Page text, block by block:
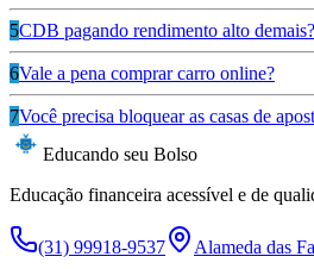
5CDB pagando rendimento alto
6Vale a pena comprar carro online?
7Você precisa bloquear as casas de
Educando seu Bolso
Educação financeira acessível e de
(31) 99918-9537 Alameda das